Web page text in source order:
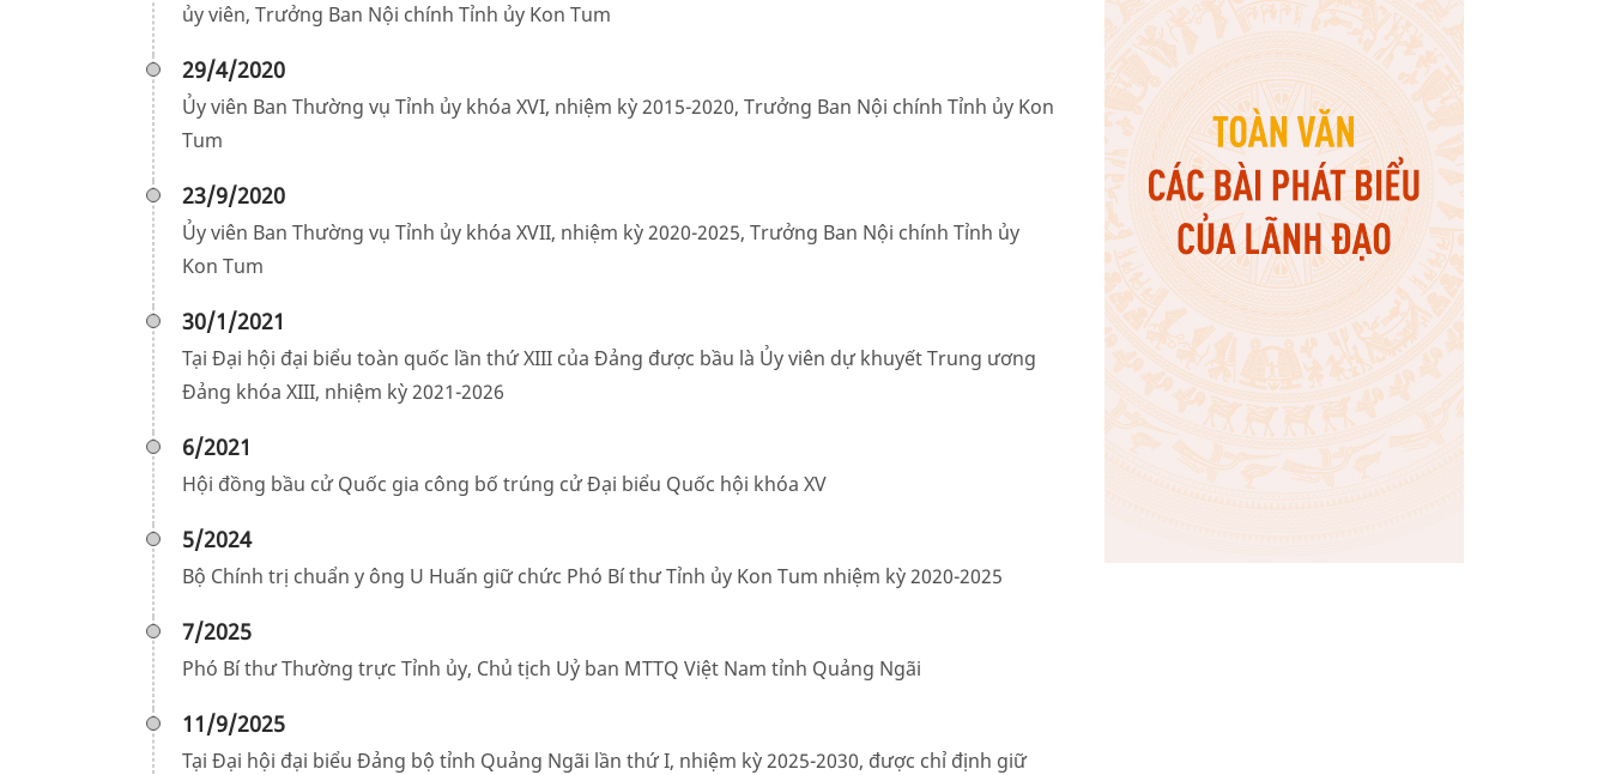
ủy viên, Trưởng Ban Nội chính Tỉnh ủy Kon Tum
29/4/2020
Ủy viên Ban Thường vụ Tỉnh ủy khóa XVI, nhiệm kỳ 2015-2020, Trưởng Ban Nội chính Tỉnh ủy Kon
Tum
23/9/2020
Ủy viên Ban Thường vụ Tỉnh ủy khóa XVII, nhiệm kỳ 2020-2025, Trưởng Ban Nội chính Tỉnh ủy
Kon Tum
30/1/2021
Tại Đại hội đại biểu toàn quốc lần thứ XIII của Đảng được bầu là Ủy viên dự khuyết Trung ương
Đảng khóa XIII, nhiệm kỳ 2021-2026
6/2021
Hội đồng bầu cử Quốc gia công bố trúng cử Đại biểu Quốc hội khóa XV
5/2024
Bộ Chính trị chuẩn y ông U Huấn giữ chức Phó Bí thư Tỉnh ủy Kon Tum nhiệm kỳ 2020-2025
7/2025
Phó Bí thư Thường trực Tỉnh ủy, Chủ tịch Uỷ ban MTTQ Việt Nam tỉnh Quảng Ngãi
11/9/2025
Tại Đại hội đại biểu Đảng bộ tỉnh Quảng Ngãi lần thứ I, nhiệm kỳ 2025-2030, được chỉ định giữ